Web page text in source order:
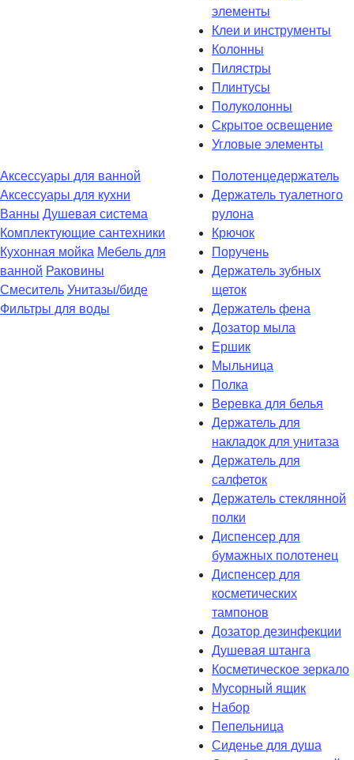
элементы
Клеи и инструменты
Колонны
Пилястры
Плинтусы
Полуколонны
Скрытое освещение
Угловые элементы
Аксессуары для ванной
Аксессуары для кухни
Ванны Душевая система
Комплектующие сантехники
Кухонная мойка Мебель для
ванной Раковины
Смеситель Унитазы/биде
Фильтры для воды
Полотенцедержатель
Держатель туалетного
рулона
Крючок
Поручень
Держатель зубных
щеток
Держатель фена
Дозатор мыла
Eршик
Мыльница
Полка
Веревка для белья
Держатель для
накладок для унитаза
Держатель для
салфеток
Держатель стеклянной
полки
Диспенсер для
бумажных полотенец
Диспенсер для
косметических
тампонов
Дозатор дезинфекции
Душевая штанга
Косметическое зеркало
Мусорный ящик
Набор
Пепельница
Сиденье для душа